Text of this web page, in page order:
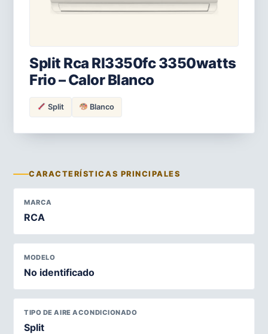
Split Rca Rl3350fc 3350watts
Frio – Calor Blanco
Split Blanco
CARACTERÍSTICAS PRINCIPALES
MARCA
RCA
MODELO
No identificado
TIPO DE AIRE ACONDICIONADO
Split